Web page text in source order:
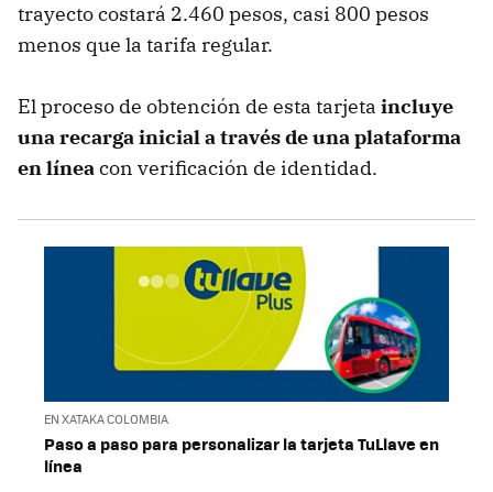
trayecto costará 2.460 pesos, casi 800 pesos
menos que la tarifa regular.
El proceso de obtención de esta tarjeta incluye
una recarga inicial a través de una plataforma
en líneacon verificación de identidad.
EN XATAKA COLOMBIA
Paso a paso para personalizar la tarjeta TuLlave en
línea